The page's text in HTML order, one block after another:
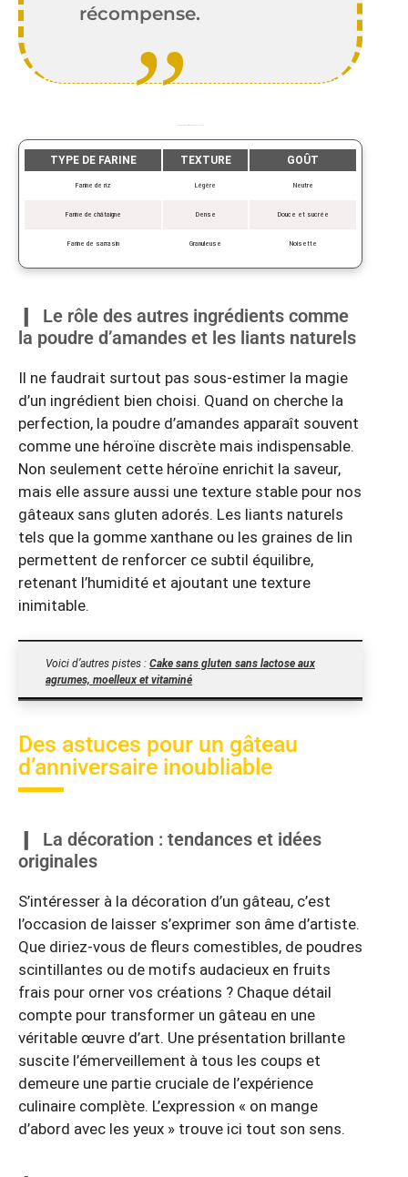
récompense.
TYPE DE FARINE TEXTURE GOÛT
Farine de riz Légère Neutre
Farine de châtaigne Dense Douce et sucrée
Farine de sarrasin Granuleuse Noisette
Le rôle des autres ingrédients comme
la poudre d’amandes et les liants naturels
Il ne faudrait surtout pas sous-estimer la magie
d’un ingrédient bien choisi. Quand on cherche la
perfection, la poudre d’amandes apparaît souvent
comme une héroïne discrète mais indispensable.
Non seulement cette héroïne enrichit la saveur,
mais elle assure aussi une texture stable pour nos
gâteaux sans gluten adorés. Les liants naturels
tels que la gomme xanthane ou les graines de lin
permettent de renforcer ce subtil équilibre,
retenant l’humidité et ajoutant une texture
inimitable.
Voici d’autres pistes : Cake sans gluten sans lactose aux
agrumes, moelleux et vitaminé
Des astuces pour un gâteau
d’anniversaire inoubliable
La décoration : tendances et idées
originales
S’intéresser à la décoration d’un gâteau, c’est
l’occasion de laisser s’exprimer son âme d’artiste.
Que diriez-vous de fleurs comestibles, de poudres
scintillantes ou de motifs audacieux en fruits
frais pour orner vos créations ? Chaque détail
compte pour transformer un gâteau en une
véritable œuvre d’art. Une présentation brillante
suscite l’émerveillement à tous les coups et
demeure une partie cruciale de l’expérience
culinaire complète. L’expression « on mange
d’abord avec les yeux » trouve ici tout son sens.